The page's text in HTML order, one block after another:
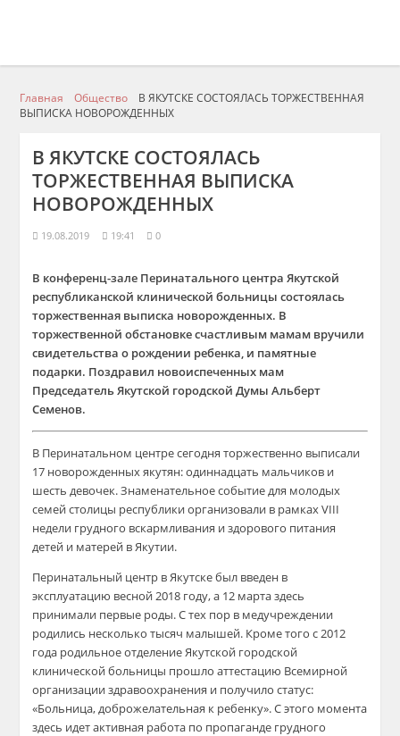
Главная Общество
В ЯКУТСКЕ СОСТОЯЛАСЬ ТОРЖЕСТВЕННАЯ
ВЫПИСКА НОВОРОЖДЕННЫХ
В ЯКУТСКЕ СОСТОЯЛАСЬ
ТОРЖЕСТВЕННАЯ ВЫПИСКА
НОВОРОЖДЕННЫХ
19.08.2019 19:41 0
В конференц-зале Перинатального центра Якутской
республиканской клинической больницы состоялась
торжественная выписка новорожденных. В
торжественной обстановке счастливым мамам вручили
свидетельства о рождении ребенка, и памятные
подарки. Поздравил новоиспеченных мам
Председатель Якутской городской Думы Альберт
Семенов.
В Перинатальном центре сегодня торжественно выписали
17 новорожденных якутян: одиннадцать мальчиков и
шесть девочек. Знаменательное событие для молодых
семей столицы республики организовали в рамках VIII
недели грудного вскармливания и здорового питания
детей и матерей в Якутии.
Перинатальный центр в Якутске был введен в
эксплуатацию весной 2018 году, а 12 марта здесь
принимали первые роды. С тех пор в медучреждении
родились несколько тысяч малышей. Кроме того с 2012
года родильное отделение Якутской городской
клинической больницы прошло аттестацию Всемирной
организации здравоохранения и получило статус:
«Больница, доброжелательная к ребенку». С этого момента
здесь идет активная работа по пропаганде грудного